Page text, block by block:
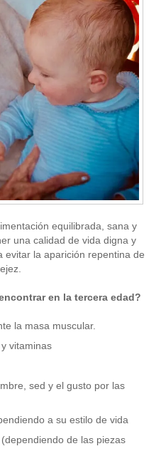
equilibrada, sana y
una calidad de vida digna y
evitar la aparición repentina de
en la tercera edad?
la masa muscular.
vitaminas
sed y el gusto por las
a su estilo de vida
de las piezas